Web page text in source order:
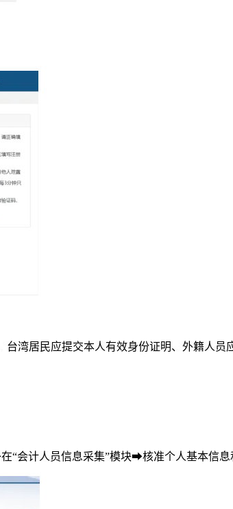
湾居民应提交本人有效身份证明、外籍人员
“会计人员信息采集”模块➡核准个人基本信息